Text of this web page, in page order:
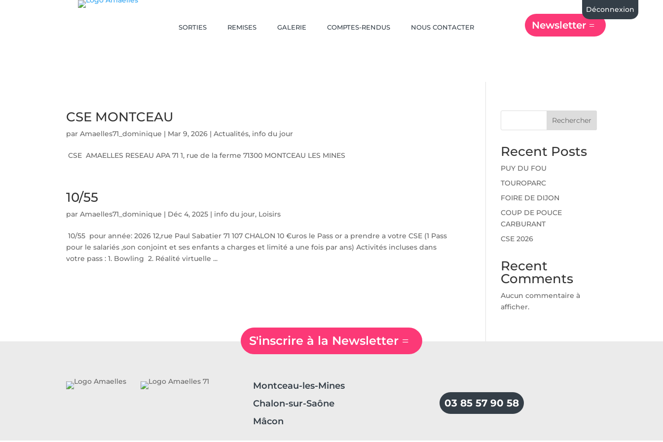
SORTIES REMISES GALERIE COMPTES-RENDUS NOUS CONTACTER Newsletter
Déconnexion
CSE MONTCEAU
parAmaelles71_dominique | Mar 9, 2026 |Actualités, info du jour
CSE AMAELLES RESEAU APA 71 1, rue de la ferme 71300 MONTCEAU LES MINES
10/55
parAmaelles71_dominique | Déc 4, 2025 | info du jour, Loisirs
10/55 pour année: 2026 12,rue Paul Sabatier 71 107 CHALON 10 €uros le Pass or a prendre a votre CSE (1 Pass
pour le salariés ,son conjoint et ses enfants a charges et limité a une fois par ans) Activités incluses dans
votre pass : 1. Bowling 2. Réalité virtuelle ...
Rechercher
Recent Posts
PUY DU FOU
TOUROPARC
FOIRE DE DIJON
COUP DE POUCE
CARBURANT
CSE 2026
Recent
Comments
Aucun commentaire à
afficher.
S'inscrire à la Newsletter
Montceau-les-Mines
Chalon-sur-Saône
Mâcon
03 85 57 90 58